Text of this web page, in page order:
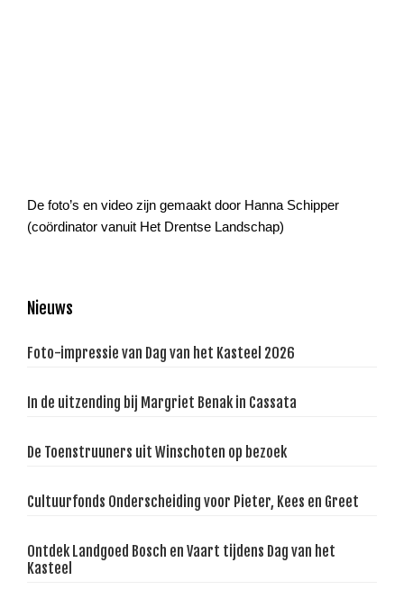
De foto’s en video zijn gemaakt door Hanna Schipper
(coördinator vanuit Het Drentse Landschap)
Primaire
Sidebar
Nieuws
Foto-impressie van Dag van het Kasteel 2026
In de uitzending bij Margriet Benak in Cassata
De Toenstruuners uit Winschoten op bezoek
Cultuurfonds Onderscheiding voor Pieter, Kees en Greet
Ontdek Landgoed Bosch en Vaart tijdens Dag van het
Kasteel